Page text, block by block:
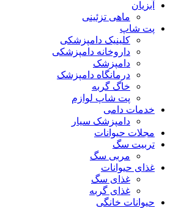
آبزیان
ماهی تزئینی
پت شاپ
کلینیک دامپزشکی
داروخانه دامپزشکی
دامپزشک
درمانگاه دامپزشک
خاگ گربه
پت شاپ لوازم
خدمات دامی
دامپزشک سیار
مجلات حیوانات
تربیت سگ
مربی سگ
غذای حیوانات
غذای سگ
غذای گربه
حیوانات خانگی